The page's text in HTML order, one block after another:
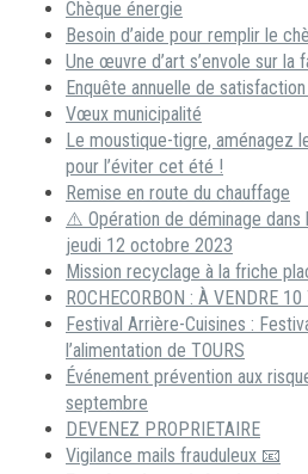
Chèque énergie
Besoin d’aide pour remplir le
Une œuvre d’art s’envole sur la
Enquête annuelle de satisfaction
Vœux municipalité
Le moustique-tigre, aménagez
pour l’éviter cet été !
Remise en route du chauffage
⚠️ Opération de déminage
jeudi 12 octobre 2023
Mission recyclage à la friche
ROCHECORBON : À VENDRE
Festival Arrière-Cuisines :
l’alimentation de TOURS
Événement prévention aux
septembre
DEVENEZ PROPRIETAIRE
Vigilance mails frauduleux 📧